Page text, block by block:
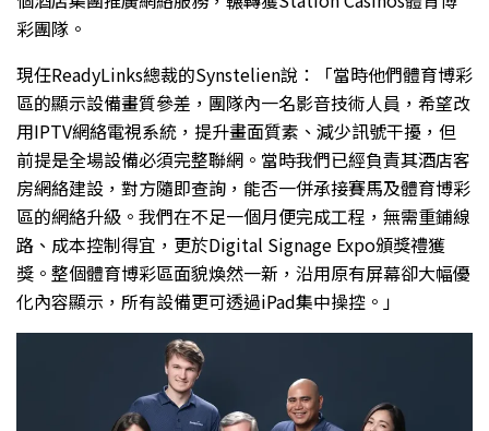
彩團隊。
現任ReadyLinks總裁的Synstelien說：「當時他們體育博彩
區的顯示設備畫質參差，團隊內一名影音技術人員，希望改
用IPTV網絡電視系統，提升畫面質素、減少訊號干擾，但
前提是全場設備必須完整聯網。當時我們已經負責其酒店客
房網絡建設，對方隨即查詢，能否一併承接賽馬及體育博彩
區的網絡升級。我們在不足一個月便完成工程，無需重鋪線
路、成本控制得宜，更於Digital Signage Expo頒獎禮獲
獎。整個體育博彩區面貌煥然一新，沿用原有屏幕卻大幅優
化內容顯示，所有設備更可透過iPad集中操控。」